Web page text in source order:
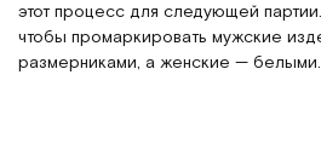
этот процесс для следующей
чтобы промаркировать мужские
размерниками, а женские — белыми.